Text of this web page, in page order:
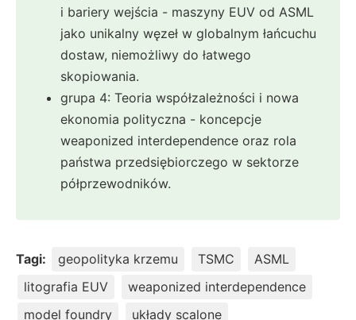
i bariery wejścia - maszyny EUV od ASML
jako unikalny węzeł w globalnym łańcuchu
dostaw, niemożliwy do łatwego
skopiowania.
grupa 4: Teoria współzależności i nowa
ekonomia polityczna - koncepcje
weaponized interdependence oraz rola
państwa przedsiębiorczego w sektorze
półprzewodników.
Tagi: geopolityka krzemu TSMC
ASML
litografia EUV
weaponized interdependence
model foundry
układy scalone